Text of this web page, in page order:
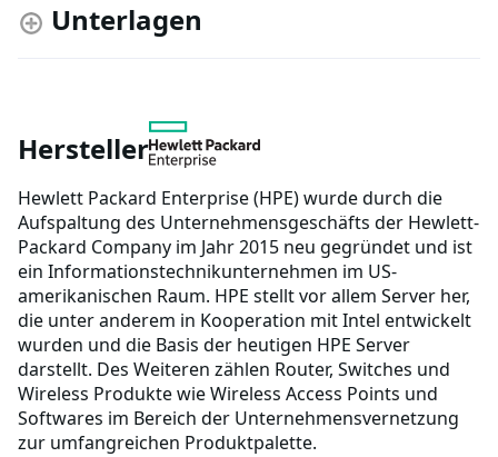
Unterlagen
Hersteller
Hewlett Packard Enterprise (HPE) wurde durch die
Aufspaltung des Unternehmensgeschäfts der Hewlett-
Packard Company im Jahr 2015 neu gegründet und ist
ein Informationstechnikunternehmen im US-
amerikanischen Raum. HPE stellt vor allem Server her,
die unter anderem in Kooperation mit Intel entwickelt
wurden und die Basis der heutigen HPE Server
darstellt. Des Weiteren zählen Router, Switches und
Wireless Produkte wie Wireless Access Points und
Softwares im Bereich der Unternehmensvernetzung
zur umfangreichen Produktpalette.